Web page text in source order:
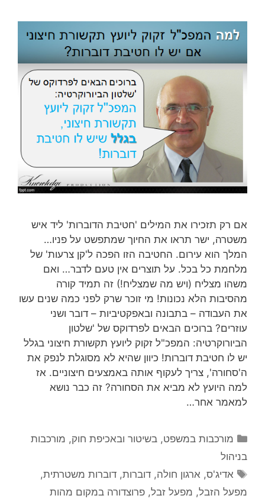
אם רק תזכירו את המילים 'חטיבת הדוברות' ליד איש
משטרה, ישר תראו את החיוך שמתפשט על פניו…
המלך הוא עירום. החטיבה הזו הפכה ל'קן צרעות' של
מלחמת כל בכל. על תוצרים אין טעם לדבר… ואם
משהו מצליח (ויש מה שמצליח!) זה תמיד קורה
מהסיבות הלא נכונות! מי זוכר שרק לפני כמה שנים עשו
את העבודה – בתבונה ובאפקטיביות – דובר ושני
עוזרים? ברוכים הבאים לפרדוקס של 'שלטון
הביורוקרטיה: המפכ"ל זקוק ליועץ תקשורת חיצוני בגלל
יש לו חטיבת דוברות! כיוון שהיא לא מסוגלת לנפק את
ה'סחורה', צריך לעקוף אותה באמצעים חיצוניים. אז
למה היועץ לא מביא את הסחורה? זה כבר נושא
למאמר אחר…
קטגוריות
מורכבות במשפט, בשיטור ובאכיפת חוק, מורכבות
בניהול
תגיות
אדיג'ס, ארגון חולה,דוברות,דוברות משטרתית,
מפעל הזבל, מפעל זבל, פרוצדורה במקום מהות